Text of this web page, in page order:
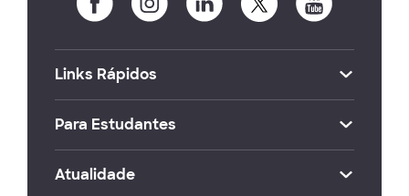
Links Rápidos
Para Estudantes
Atualidade